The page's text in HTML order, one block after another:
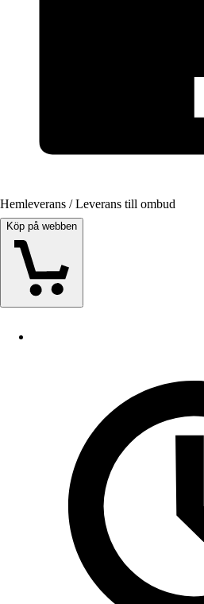
Hemleverans / Leverans till ombud
Köp på webben